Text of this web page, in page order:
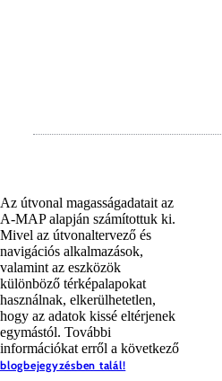
Az útvonal magasságadatait az
A-MAP alapján számítottuk ki.
Mivel az útvonaltervező és
navigációs alkalmazások,
valamint az eszközök
különböző térképalapokat
használnak, elkerülhetetlen,
hogy az adatok kissé eltérjenek
egymástól. További
információkat erről a következő
blogbejegyzésben talál!